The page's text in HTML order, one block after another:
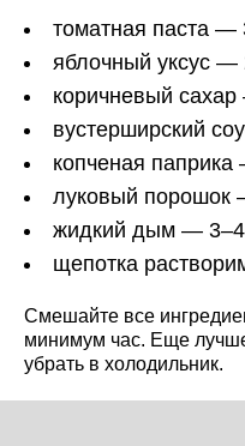
томатная паста —
яблочный уксус —
коричневый
вустерширский
копченая
луковый порошок
жидкий дым —
щепотка
Смешайте все
минимум час. Еще
убрать в холодильник.